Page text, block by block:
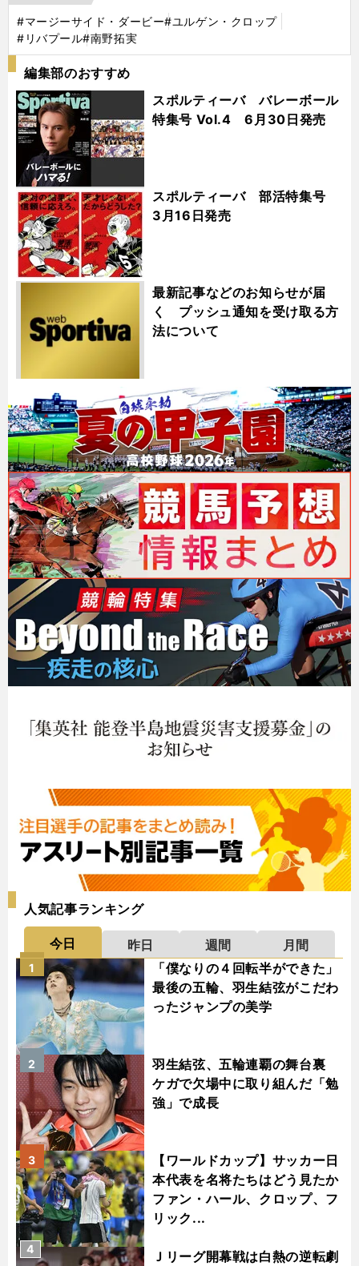
#マージーサイド・ダービー#ユルゲン・クロップ
#リバプール#南野拓実
編集部のおすすめ
スポルティーバ バレーボール
特集号 Vol.4 6月30日発売
スポルティーバ 部活特集号
3月16日発売
最新記事などのお知らせが届
く プッシュ通知を受け取る方
法について
人気記事ランキング
今日 昨日 週間
月間
「僕なりの４回転半ができた」
最後の五輪、羽生結弦がこだわ
ったジャンプの美学
1
羽生結弦、五輪連覇の舞台裏
ケガで欠場中に取り組んだ「勉
強」で成長
2
【ワールドカップ】サッカー日
本代表を名将たちはどう見たか
ファン・ハール、クロップ、フ
リック...
3
Ｊリーグ開幕戦は白熱の逆転劇
4